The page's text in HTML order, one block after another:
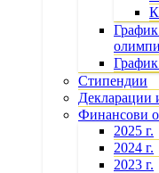
Стипендии
Декларации
Финансови
2025 г.
2024 г.
2023 г.